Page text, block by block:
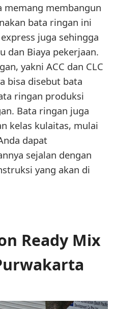
memang membangun
bata ringan ini
juga sehingga
dan Biaya pekerjaan.
yakni ACC dan CLC
bisa disebut bata
ringan produksi
Bata ringan juga
kelas kulaitas, mulai
dapat
sejalan dengan
yang akan di
Ready Mix